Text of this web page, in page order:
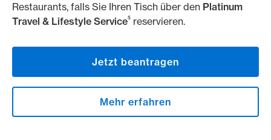
Restaurants, falls Sie Ihren Tisch über den Platinum
Travel & Lifestyle Service5 reservieren.
Jetzt beantragen
Mehr erfahren